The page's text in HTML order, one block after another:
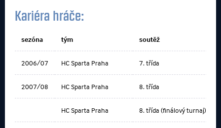
Kariéra hráče:
sezóna tým soutěž
2006/07 HC Sparta Praha 7. třída
2007/08 HC Sparta Praha 8. třída
HC Sparta Praha 8. třída (finálový turnaj)